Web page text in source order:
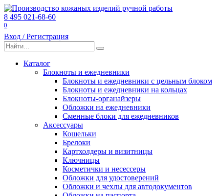
Перейти
к
содержанию
8 495 021-68-60
0
Вход / Регистрация
Search
for:
Каталог
Блокноты и ежедневники
Блокноты и ежедневники с цельным блоком
Блокноты и ежедневники на кольцах
Блокноты-органайзеры
Обложки на ежедневники
Сменные блоки для ежедневников
Аксессуары
Кошельки
Брелоки
Картхолдеры и визитницы
Ключницы
Косметички и несессеры
Обложки для удостоверений
Обложки и чехлы для автодокументов